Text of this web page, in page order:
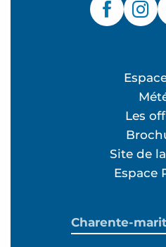
Les
Site de
Espace
Charente-